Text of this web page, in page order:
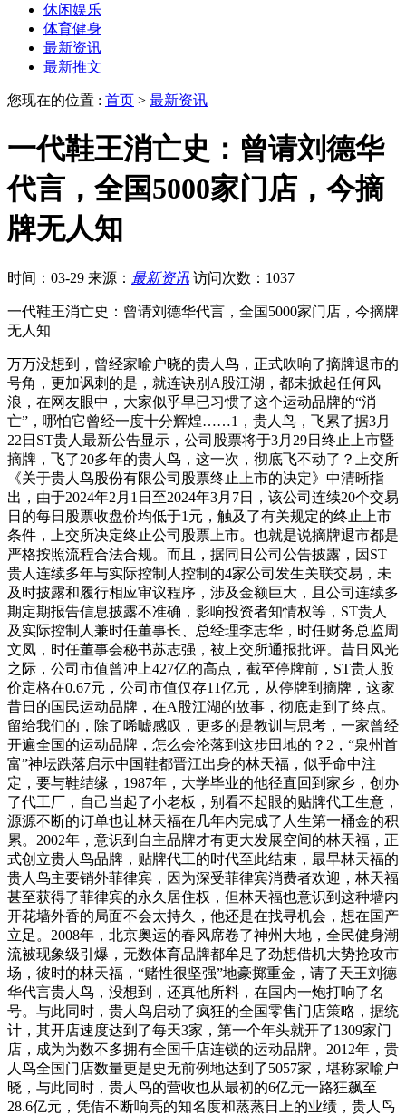
休闲娱乐
体育健身
最新资讯
最新推文
您现在的位置 : 首页 > 最新资讯
一代鞋王消亡史：曾请刘德华
代言，全国5000家门店，今摘
牌无人知
时间：03-29 来源： 最新资讯 访问次数：1037
一代鞋王消亡史：曾请刘德华代言，全国5000家门店，今摘牌
无人知
万万没想到，曾经家喻户晓的贵人鸟，正式吹响了摘牌退市的
号角，更加讽刺的是，就连诀别A股江湖，都未掀起任何风
浪，在网友眼中，大家似乎早已习惯了这个运动品牌的“消
亡”，哪怕它曾经一度十分辉煌……1，贵人鸟，飞累了据3月
22日ST贵人最新公告显示，公司股票将于3月29日终止上市暨
摘牌，飞了20多年的贵人鸟，这一次，彻底飞不动了？上交所
《关于贵人鸟股份有限公司股票终止上市的决定》中清晰指
出，由于2024年2月1日至2024年3月7日，该公司连续20个交易
日的每日股票收盘价均低于1元，触及了有关规定的终止上市
条件，上交所决定终止公司股票上市。也就是说摘牌退市都是
严格按照流程合法合规。而且，据同日公司公告披露，因ST
贵人连续多年与实际控制人控制的4家公司发生关联交易，未
及时披露和履行相应审议程序，涉及金额巨大，且公司连续多
期定期报告信息披露不准确，影响投资者知情权等，ST贵人
及实际控制人兼时任董事长、总经理李志华，时任财务总监周
文凤，时任董事会秘书苏志强，被上交所通报批评。昔日风光
之际，公司市值曾冲上427亿的高点，截至停牌前，ST贵人股
价定格在0.67元，公司市值仅存11亿元，从停牌到摘牌，这家
昔日的国民运动品牌，在A股江湖的故事，彻底走到了终点。
留给我们的，除了唏嘘感叹，更多的是教训与思考，一家曾经
开遍全国的运动品牌，怎么会沦落到这步田地的？2，“泉州首
富”神坛跌落启示中国鞋都晋江出身的林天福，似乎命中注
定，要与鞋结缘，1987年，大学毕业的他径直回到家乡，创办
了代工厂，自己当起了小老板，别看不起眼的贴牌代工生意，
源源不断的订单也让林天福在几年内完成了人生第一桶金的积
累。2002年，意识到自主品牌才有更大发展空间的林天福，正
式创立贵人鸟品牌，贴牌代工的时代至此结束，最早林天福的
贵人鸟主要销外菲律宾，因为深受菲律宾消费者欢迎，林天福
甚至获得了菲律宾的永久居住权，但林天福也意识到这种墙内
开花墙外香的局面不会太持久，他还是在找寻机会，想在国产
立足。2008年，北京奥运的春风席卷了神州大地，全民健身潮
流被现象级引爆，无数体育品牌都牟足了劲想借机大势抢攻市
场，彼时的林天福，“赌性很坚强”地豪掷重金，请了天王刘德
华代言贵人鸟，没想到，还真他所料，在国内一炮打响了名
号。与此同时，贵人鸟启动了疯狂的全国零售门店策略，据统
计，其开店速度达到了每天3家，第一个年头就开了1309家门
店，成为为数不多拥有全国千店连锁的运动品牌。2012年，贵
人鸟全国门店数量更是史无前例地达到了5057家，堪称家喻户
晓，与此同时，贵人鸟的营收也从最初的6亿元一路狂飙至
28.6亿元，凭借不断响亮的知名度和蒸蒸日上的业绩，贵人鸟